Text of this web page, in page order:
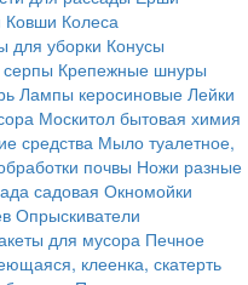
Ковши Колеса
для уборки Конусы
Крепежные шнуры
Лампы керосиновые Лейки
Москитол бытовая химия
средства Мыло туалетное,
почвы Ножи разные
садовая Окномойки
Опрыскиватели
для мусора Печное
клеенка, скатерть